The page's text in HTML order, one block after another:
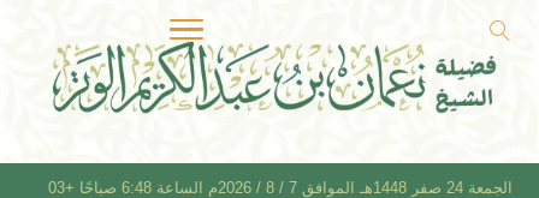
الجمعة 24 صفر 1448هـ الموافق 7 / 8 / 2026م الساعة 6:48 صباحًا +03